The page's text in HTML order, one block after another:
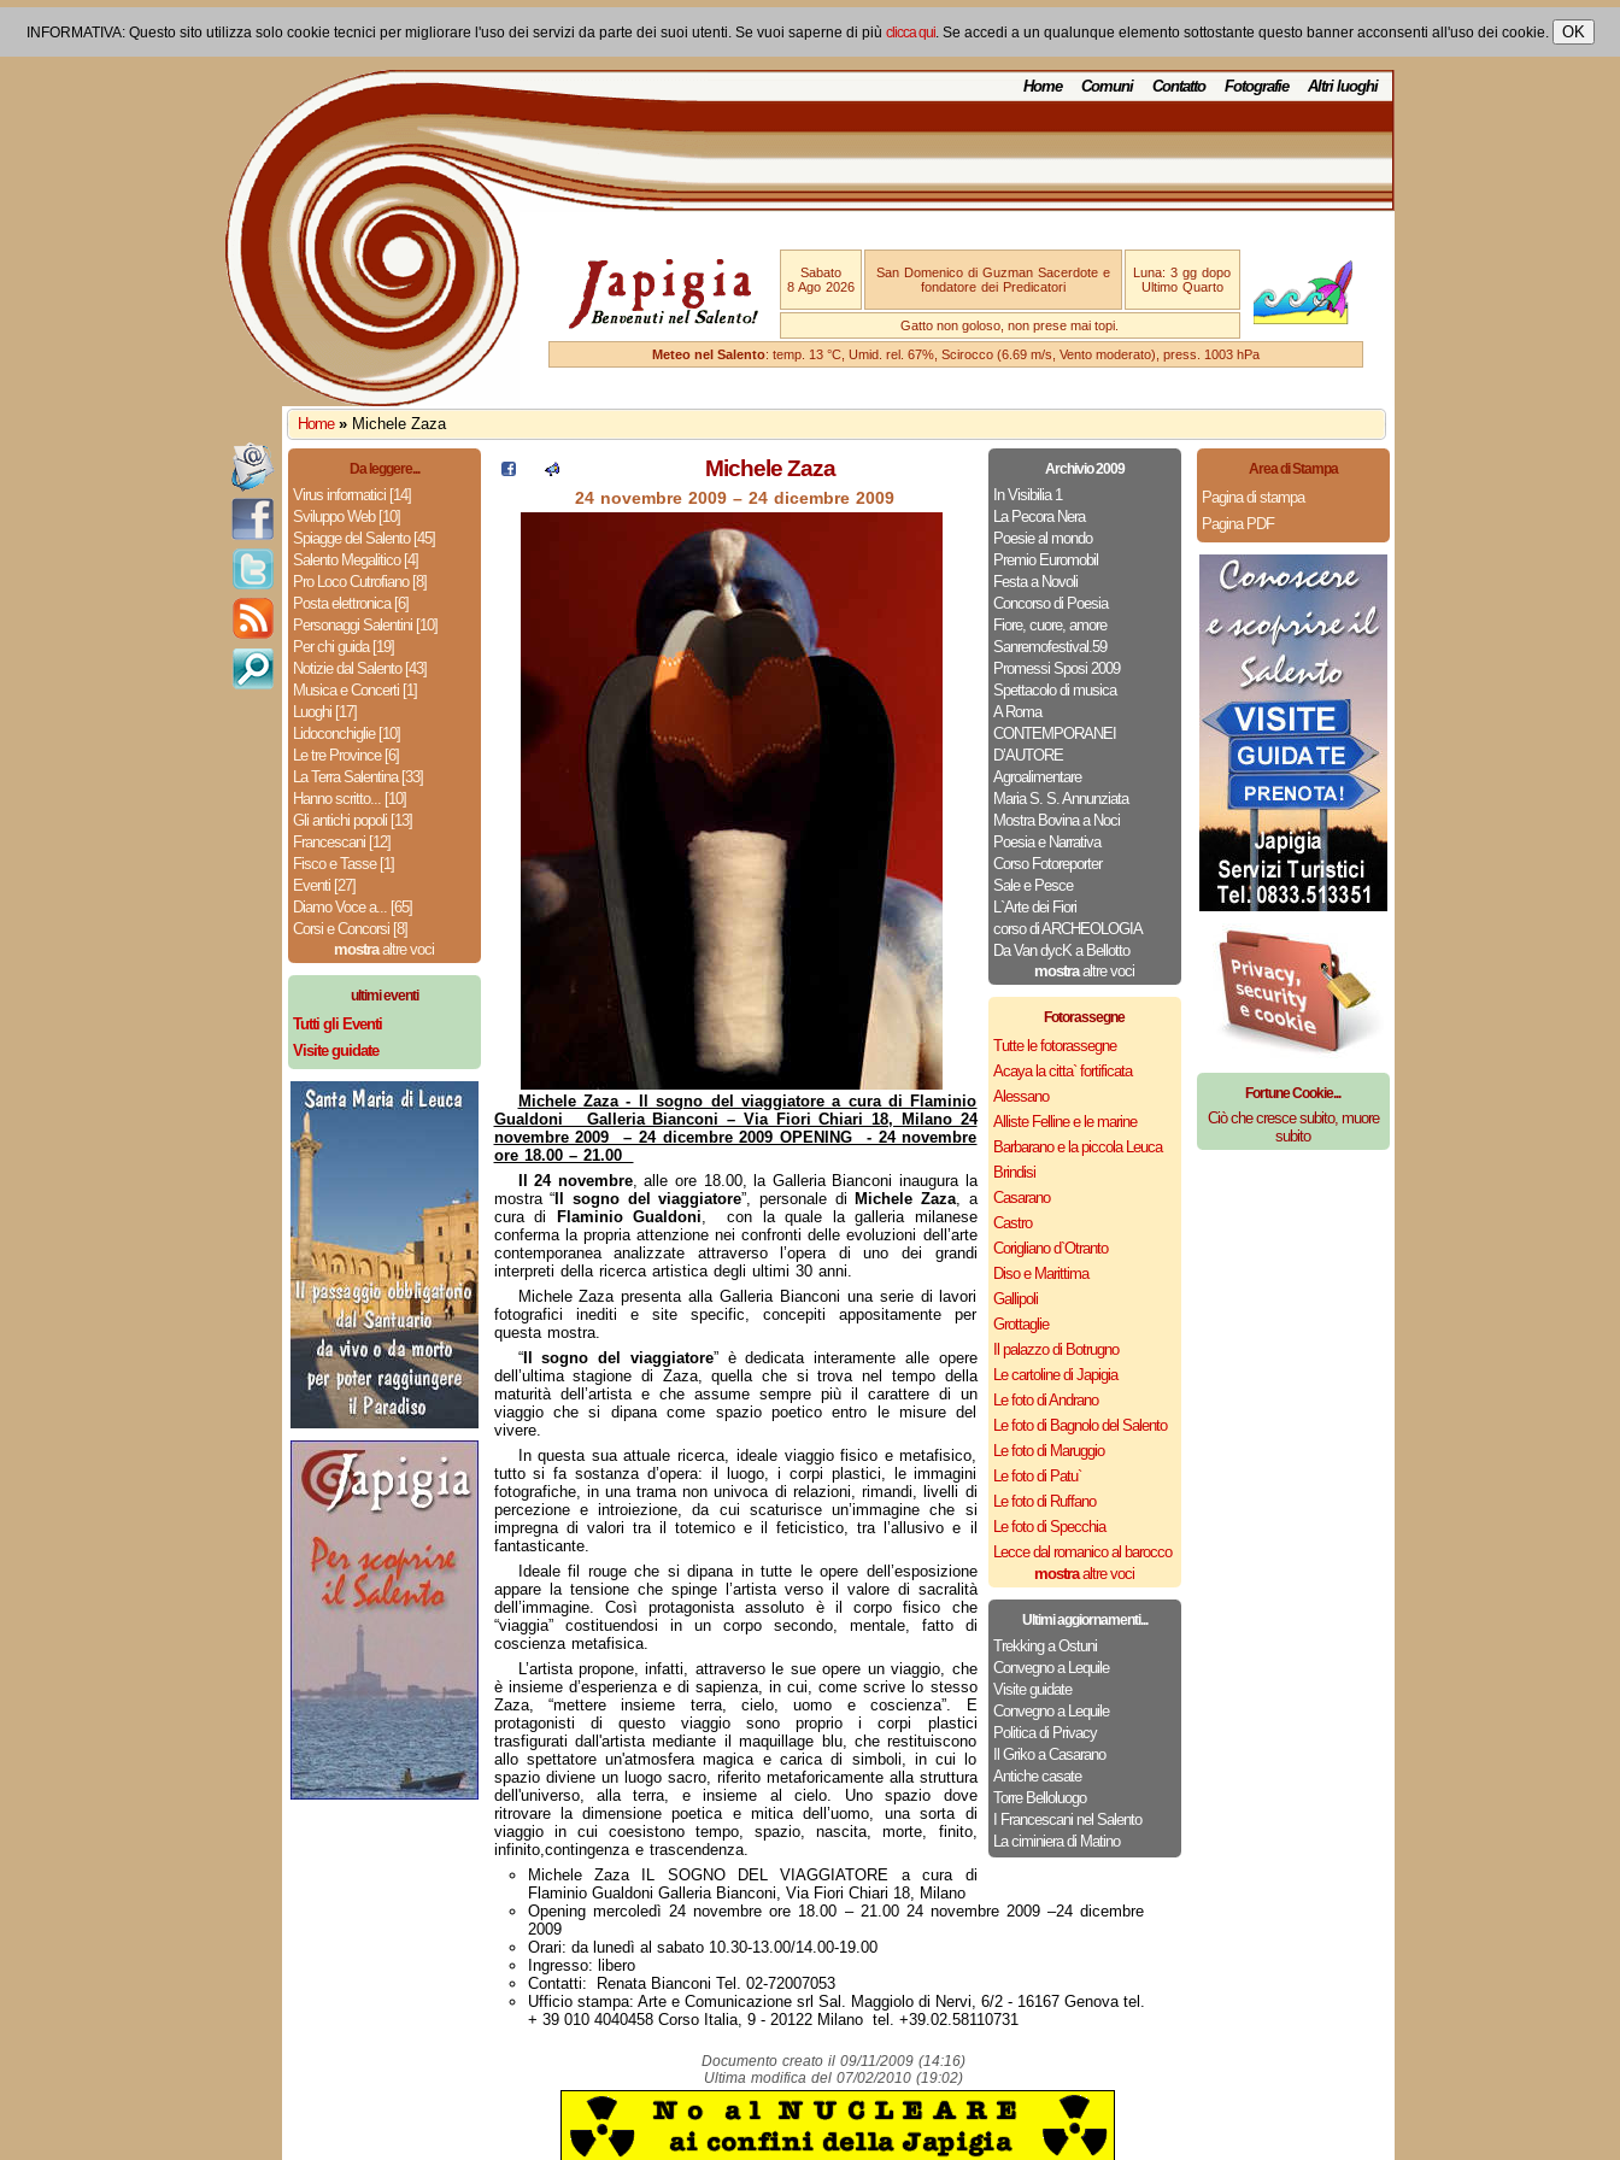
INFORMATIVA: Questo sito utilizza solo cookie tecnici per migliorare l'uso dei servizi da parte dei suoi utenti. Se vuoi saperne di più clicca qui. Se accedi a un qualunque elemento sottostante questo banner acconsenti all'uso dei cookie.
Home Comuni Contatto Fotografie Altri luoghi
Sabato
8 Ago 2026
San Domenico di Guzman Sacerdote e
fondatore dei Predicatori
Luna: 3 gg dopo
Ultimo Quarto
Gatto non goloso, non prese mai topi.
Meteo nel Salento: temp. 13 °C, Umid. rel. 67%, Scirocco (6.69 m/s, Vento moderato), press. 1003 hPa
Home » Michele Zaza
Da leggere...
Virus informatici [14]
Sviluppo Web [10]
Spiagge del Salento [45]
Salento Megalitico [4]
Pro Loco Cutrofiano [8]
Posta elettronica [6]
Personaggi Salentini [10]
Per chi guida [19]
Notizie dal Salento [43]
Musica e Concerti [1]
Luoghi [17]
Lidoconchiglie [10]
Le tre Province [6]
La Terra Salentina [33]
Hanno scritto... [10]
Gli antichi popoli [13]
Francescani [12]
Fisco e Tasse [1]
Eventi [27]
Diamo Voce a... [65]
Corsi e Concorsi [8]
mostraaltre voci
ultimi eventi
Tutti gli Eventi
Visite guidate
Archivio 2009
In Visibilia 1
La Pecora Nera
Poesie al mondo
Premio Euromobil
Festa a Novoli
Concorso di Poesia
Fiore, cuore, amore
Sanremofestival.59
Promessi Sposi 2009
Spettacolo di musica
A Roma
CONTEMPORANEI
D’AUTORE
Agroalimentare
Maria S. S. Annunziata
Mostra Bovina a Noci
Poesia e Narrativa
Corso Fotoreporter
Sale e Pesce
L`Arte dei Fiori
corso di ARCHEOLOGIA
Da Van dycK a Bellotto
mostraaltre voci
Fotorassegne
Tutte le fotorassegne
Acaya la citta` fortificata
Alessano
Alliste Felline e le marine
Barbarano e la piccola Leuca
Brindisi
Casarano
Castro
Corigliano d`Otranto
Diso e Marittima
Gallipoli
Grottaglie
Il palazzo di Botrugno
Le cartoline di Japigia
Le foto di Andrano
Le foto di Bagnolo del Salento
Le foto di Maruggio
Le foto di Patu`
Le foto di Ruffano
Le foto di Specchia
Lecce dal romanico al barocco
mostraaltre voci
Ultimi aggiornamenti...
Trekking a Ostuni
Convegno a Lequile
Visite guidate
Convegno a Lequile
Politica di Privacy
Il Griko a Casarano
Antiche casate
Torre Belloluogo
I Francescani nel Salento
La ciminiera di Matino
Michele Zaza
24 novembre 2009 – 24 dicembre 2009
Michele Zaza - Il sogno del viaggiatore a cura di Flaminio
Gualdoni Galleria Bianconi – Via Fiori Chiari 18, Milano 24
novembre 2009 – 24 dicembre 2009 OPENING - 24 novembre
ore 18.00 – 21.00
Il 24 novembre, alle ore 18.00, la Galleria Bianconi inaugura la
mostra “ Il sogno del viaggiatore”, personale di Michele Zaza, a
cura di
Flaminio Gualdoni, con la quale la galleria milanese
conferma la propria attenzione nei confronti delle evoluzioni dell’arte
contemporanea analizzate attraverso l’opera di uno dei grandi
interpreti della ricerca artistica degli ultimi 30 anni.
Michele Zaza presenta alla Galleria Bianconi una serie di lavori
fotografici inediti e site specific, concepiti appositamente per
questa mostra.
“Il sogno del viaggiatore” è dedicata interamente alle opere
dell’ultima stagione di Zaza, quella che si trova nel tempo della
maturità dell’artista e che assume sempre più il carattere di un
viaggio che si dipana come spazio poetico entro le misure del
vivere.
In questa sua attuale ricerca, ideale viaggio fisico e metafisico,
tutto si fa sostanza d’opera: il luogo, i corpi plastici, le immagini
fotografiche, in una trama non univoca di relazioni, rimandi, livelli di
percezione e introiezione, da cui scaturisce un’immagine che si
impregna di valori tra il totemico e il feticistico, tra l’allusivo e il
fantasticante.
Ideale fil rouge che si dipana in tutte le opere dell’esposizione
appare la tensione che spinge l’artista verso il valore di sacralità
dell’immagine. Così protagonista assoluto è il corpo fisico che
“viaggia” costituendosi in un corpo secondo, mentale, fatto di
coscienza metafisica.
L’artista propone, infatti, attraverso le sue opere un viaggio, che
è insieme d’esperienza e di sapienza, in cui, come scrive lo stesso
Zaza, “mettere insieme terra, cielo, uomo e coscienza”. E
protagonisti di questo viaggio sono proprio i corpi plastici
trasfigurati dall'artista mediante il maquillage blu, che restituiscono
allo spettatore un'atmosfera magica e carica di simboli, in cui lo
spazio diviene un luogo sacro, riferito metaforicamente alla struttura
dell'universo, alla terra, e insieme al cielo. Uno spazio dove
ritrovare la dimensione poetica e mitica dell’uomo, una sorta di
viaggio in cui coesistono tempo, spazio, nascita, morte, finito,
infinito,contingenza e trascendenza.
Michele Zaza IL SOGNO DEL VIAGGIATORE a cura di
Flaminio Gualdoni Galleria Bianconi, Via Fiori Chiari 18, Milano
Opening mercoledì 24 novembre ore 18.00 – 21.00 24 novembre 2009 –24 dicembre
2009
Orari: da lunedì al sabato 10.30-13.00/14.00-19.00
Ingresso: libero
Contatti: Renata Bianconi Tel. 02-72007053
Ufficio stampa: Arte e Comunicazione srl Sal. Maggiolo di Nervi, 6/2 - 16167 Genova tel.
+ 39 010 4040458 Corso Italia, 9 - 20122 Milano tel. +39.02.58110731
Documento creato il 09/11/2009 (14:16)
Ultima modifica del 07/02/2010 (19:02)
Area di Stampa
Pagina di stampa
Pagina PDF
Fortune Cookie...
Ciò che cresce subito, muore
subito